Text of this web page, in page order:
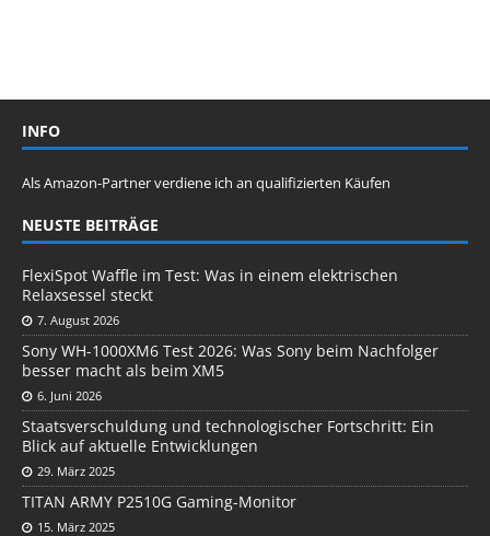
INFO
Als Amazon-Partner verdiene ich an qualifizierten Käufen
NEUSTE BEITRÄGE
FlexiSpot Waffle im Test: Was in einem elektrischen
Relaxsessel steckt
7. August 2026
Sony WH-1000XM6 Test 2026: Was Sony beim Nachfolger
besser macht als beim XM5
6. Juni 2026
Staatsverschuldung und technologischer Fortschritt: Ein
Blick auf aktuelle Entwicklungen
29. März 2025
TITAN ARMY P2510G Gaming-Monitor
15. März 2025